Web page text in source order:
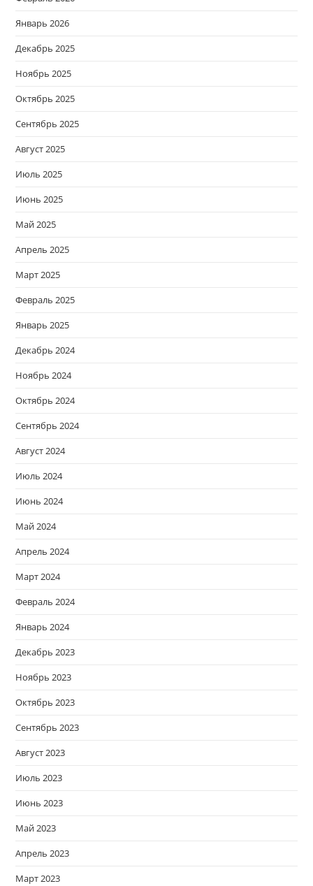
Январь 2026
Декабрь 2025
Ноябрь 2025
Октябрь 2025
Сентябрь 2025
Август 2025
Июль 2025
Июнь 2025
Май 2025
Апрель 2025
Март 2025
Февраль 2025
Январь 2025
Декабрь 2024
Ноябрь 2024
Октябрь 2024
Сентябрь 2024
Август 2024
Июль 2024
Июнь 2024
Май 2024
Апрель 2024
Март 2024
Февраль 2024
Январь 2024
Декабрь 2023
Ноябрь 2023
Октябрь 2023
Сентябрь 2023
Август 2023
Июль 2023
Июнь 2023
Май 2023
Апрель 2023
Март 2023